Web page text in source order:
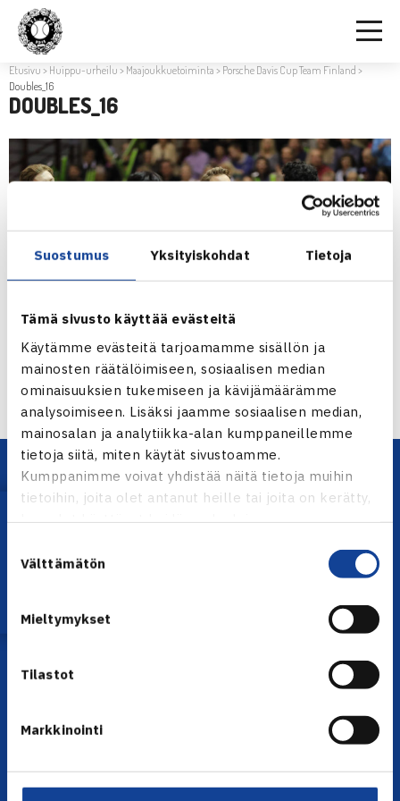
Suostumus Yksityiskohdat Tietoja
Tämä sivusto käyttää evästeitä
Käytämme evästeitä tarjoamamme sisällön ja
mainosten räätälöimiseen, sosiaalisen median
ominaisuuksien tukemiseen ja kävijämäärämme
analysoimiseen. Lisäksi jaamme sosiaalisen median,
mainosalan ja analytiikka-alan kumppaneillemme
tietoja siitä, miten käytät sivustoamme.
Kumppanimme voivat yhdistää näitä tietoja muihin
tietoihin, joita olet antanut heille tai joita on kerätty,
kun olet käyttänyt heidän palvelujaan.
valinta
Välttämätön
Mieltymykset
Tilastot
Markkinointi
Etusivu > Huippu-urheilu > Maajoukkuetoiminta > Porsche Davis Cup Team Finland >
Doubles_16
DOUBLES_16
Lataa OmaTennis!
Olympiastadion, Paavo Nurmen tie 1, 00250 Helsinki
Toimiston puhelinajat:
Muina aikoina olkaa yhteydessä